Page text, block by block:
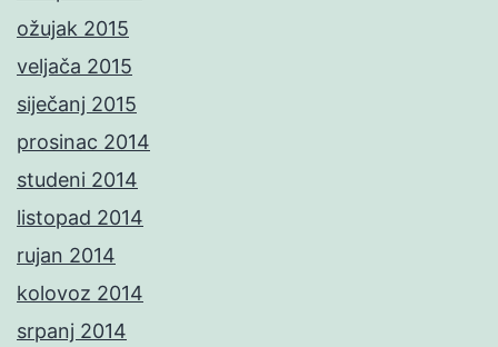
ožujak 2015
veljača 2015
siječanj 2015
prosinac 2014
studeni 2014
listopad 2014
rujan 2014
kolovoz 2014
srpanj 2014